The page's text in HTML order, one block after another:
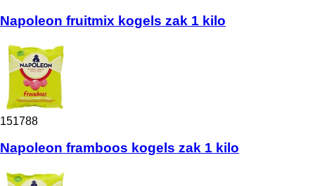
Napoleon fruitmix kogels zak 1 kilo
151788
Napoleon framboos kogels zak 1 kilo